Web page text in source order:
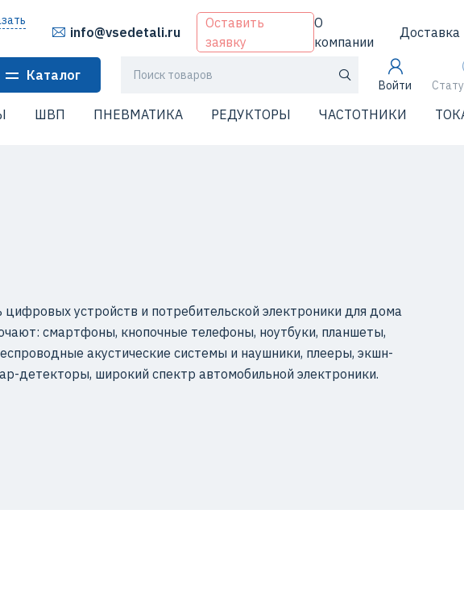
80
info@vsedetali.ru
Оставить
заявку
О
компании
Доставка
Каталог
Войти
ШВП ПНЕВМАТИКА РЕДУКТОРЫ ЧАСТОТНИКИ
цифровых устройств и потребительской электроники для дома
смартфоны, кнопочные телефоны, ноутбуки, планшеты,
акустические системы и наушники, плееры, экшн-
детекторы, широкий спектр автомобильной электроники.